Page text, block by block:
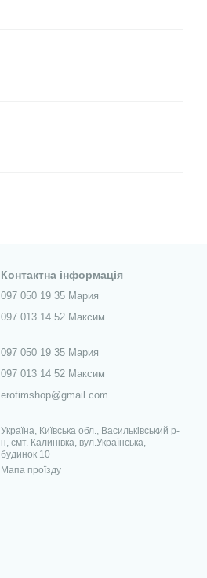
Контактна інформація
097 050 19 35 Мария
097 013 14 52 Максим
097 050 19 35 Мария
097 013 14 52 Максим
erotimshop@gmail.com
Україна, Київська обл., Васильківський р-
н, смт. Калинівка, вул.Українська,
будинок 10
Мапа проїзду